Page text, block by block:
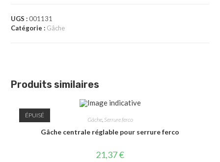
UGS :001131
Catégorie : Gâche
Produits similaires
ÉPUISÉ
Gâche, Serrure ferco
Gâche centrale réglable pour serrure ferco
21,37€